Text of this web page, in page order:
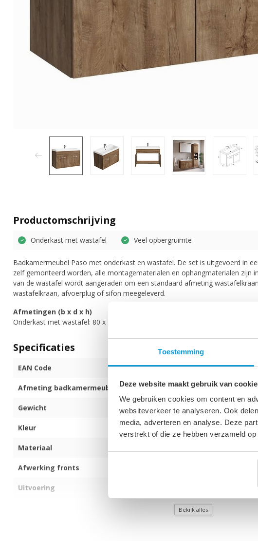
Toestemming
Deze website maakt gebruik van
We gebruiken cookies om content en
websiteverkeer te analyseren. Ook
media, adverteren en analyse. Deze
verstrekt of die ze hebben verzameld
Productomschrijving
Onderkast met wastafel Veel opbergruimte
Badkamermeubel Paso met onderkast en wastafel. De set is uitgevoerd in
zelf gemonteerd worden, alle montagematerialen en ophangmaterialen zijn
van de wastafel wordt aangeraden om een standaard afmeting
wastafelkraan, afvoerplug of sifon meegeleverd.
Afmetingen (b x d x h)
Onderkast met wastafel: 80 x 40 x 55 cm
Specificaties
EAN Code 8719128567914
Afmeting badkamermeubel (b x d x h) 80 x 40 x 55 cm
Gewicht 28 kg
Kleur Bruin eiken
Materiaal
Afwerking fronts
Uitvoering
WitBekijk alles